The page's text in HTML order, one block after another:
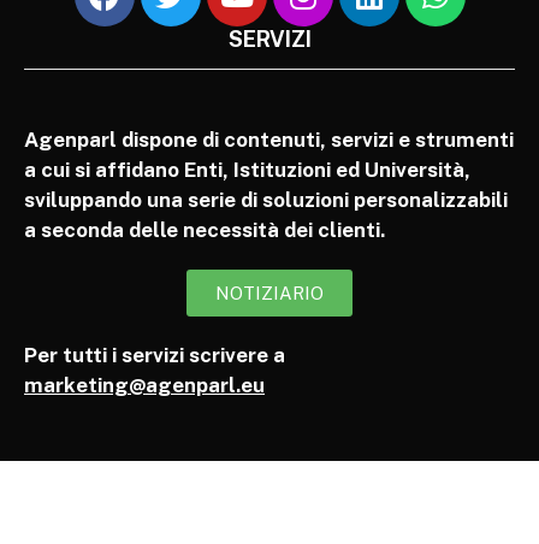
SERVIZI
Agenparl dispone di contenuti, servizi e strumenti
a cui si affidano Enti, Istituzioni ed Università,
sviluppando una serie di soluzioni personalizzabili
a seconda delle necessità dei clienti.
NOTIZIARIO
Per tutti i servizi scrivere a
marketing@agenparl.eu